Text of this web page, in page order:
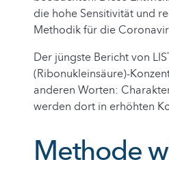
die hohe Sensitivität und
Methodik für die
Der jüngste Bericht von
(Ribonukleinsäure)-
anderen Worten:
werden dort in erhöhten
Methode